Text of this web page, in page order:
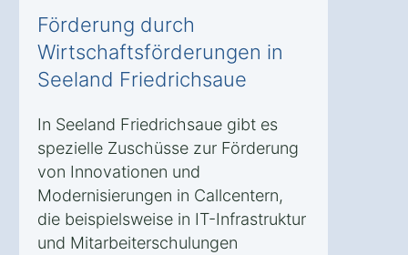
Förderung durch
Wirtschaftsförderungen in
Seeland Friedrichsaue
In Seeland Friedrichsaue gibt es
spezielle Zuschüsse zur Förderung
von Innovationen und
Modernisierungen in Callcentern,
die beispielsweise in IT-Infrastruktur
und Mitarbeiterschulungen